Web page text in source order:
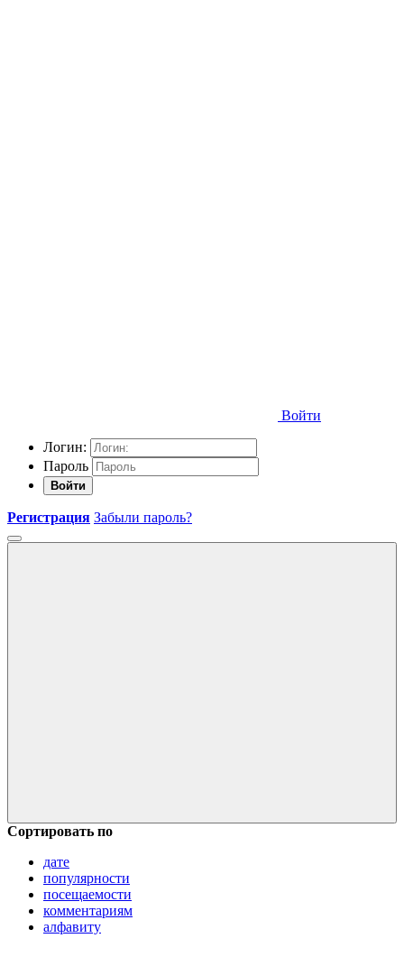
Войти
Логин:
Пароль
Войти
Регистрация Забыли пароль?
Сортировать по
дате
популярности
посещаемости
комментариям
алфавиту